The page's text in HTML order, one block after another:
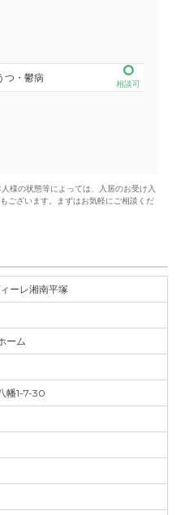
つ・鬱病
相談可
様の状態等によっては、入居のお受け入
ございます。まずはお気軽にご相談くだ
ーレ湘南平塚
ーム
幡1-7-30